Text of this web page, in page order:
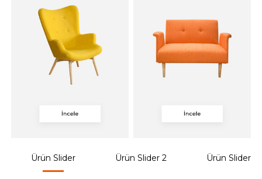
Ürün Slider Ürün Slider 2 Ürün Slider 3